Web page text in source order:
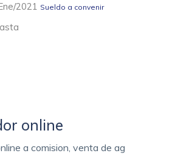
2021 Sueldo a convenir
online
a comision, venta de ag